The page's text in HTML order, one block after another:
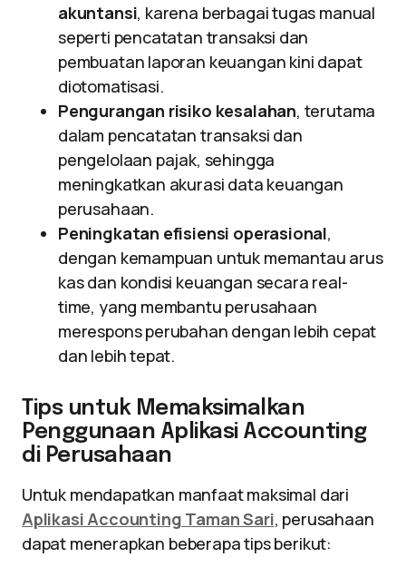
akuntansi, karena berbagai tugas manual
seperti pencatatan transaksi dan
pembuatan laporan keuangan kini dapat
diotomatisasi.
Pengurangan risiko kesalahan, terutama
dalam pencatatan transaksi dan
pengelolaan pajak, sehingga
meningkatkan akurasi data keuangan
perusahaan.
Peningkatan efisiensi operasional,
dengan kemampuan untuk memantau arus
kas dan kondisi keuangan secara real-
time, yang membantu perusahaan
merespons perubahan dengan lebih cepat
dan lebih tepat.
Tips untuk Memaksimalkan
Penggunaan Aplikasi Accounting
di Perusahaan
Untuk mendapatkan manfaat maksimal dari
Aplikasi Accounting Taman Sari, perusahaan
dapat menerapkan beberapa tips berikut: